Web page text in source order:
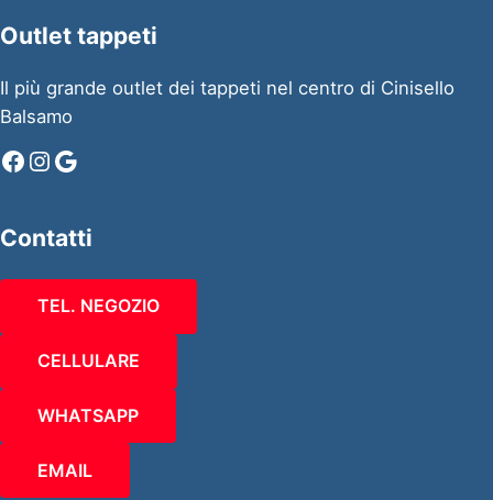
Outlet tappeti
Il più grande outlet dei tappeti nel centro di Cinisello
Balsamo
Facebook
Instagram
Google
Contatti
TEL. NEGOZIO
CELLULARE
WHATSAPP
EMAIL